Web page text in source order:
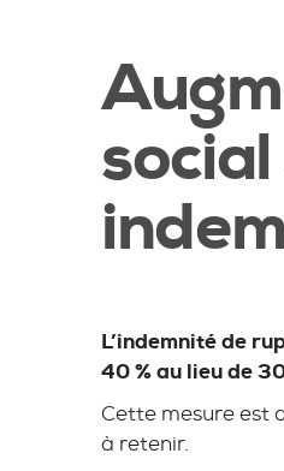
L’indemnité de
40 % au lieu de
Cette mesure est
à retenir.